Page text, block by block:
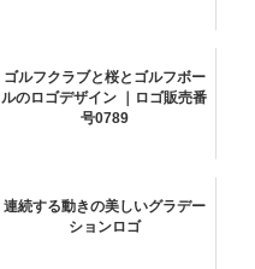
ゴルフクラブと桜とゴルフボー
ルのロゴデザイン ｜ロゴ販売番
号0789
連続する動きの美しいグラデー
ションロゴ